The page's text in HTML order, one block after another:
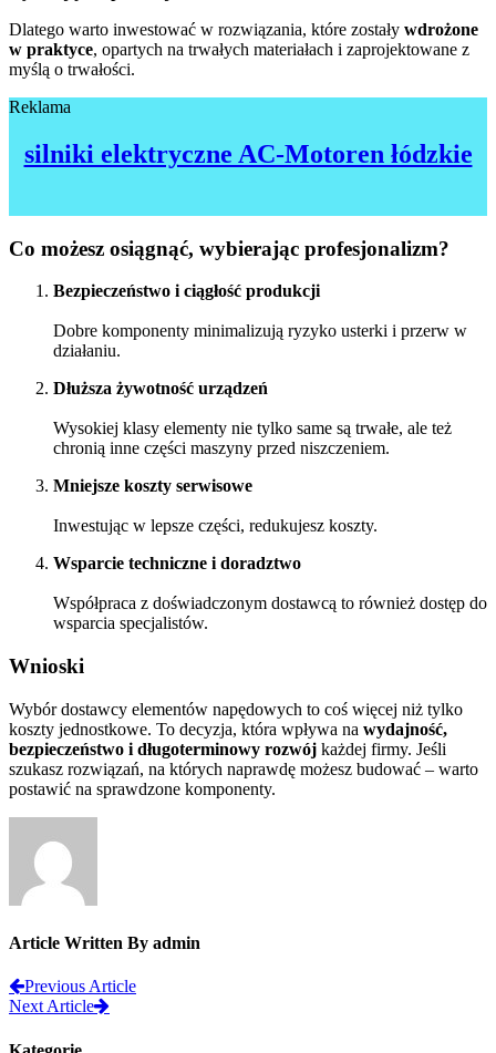
Dlatego warto inwestować w rozwiązania, które zostały wdrożone
w praktyce, opartych na trwałych materiałach i zaprojektowane z
myślą o trwałości.
Reklama
silniki elektryczne AC-Motoren łódzkie
Co możesz osiągnąć, wybierając profesjonalizm?
Bezpieczeństwo i ciągłość produkcji
Dobre komponenty minimalizują ryzyko usterki i przerw w
działaniu.
Dłuższa żywotność urządzeń
Wysokiej klasy elementy nie tylko same są trwałe, ale też
chronią inne części maszyny przed niszczeniem.
Mniejsze koszty serwisowe
Inwestując w lepsze części, redukujesz koszty.
Wsparcie techniczne i doradztwo
Współpraca z doświadczonym dostawcą to również dostęp do
wsparcia specjalistów.
Wnioski
Wybór dostawcy elementów napędowych to coś więcej niż tylko
koszty jednostkowe. To decyzja, która wpływa na wydajność,
bezpieczeństwo i długoterminowy rozwój każdej firmy. Jeśli
szukasz rozwiązań, na których naprawdę możesz budować – warto
postawić na sprawdzone komponenty.
Article Written By admin
Previous Article
Next Article